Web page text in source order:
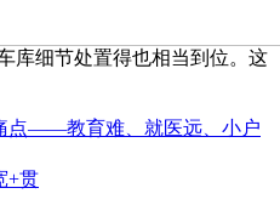
库细节处置得也相当到位。这
点——教育难、就医远、小户
+贯